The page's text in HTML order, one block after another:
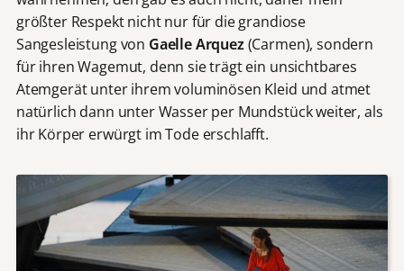
größter Respekt nicht nur für die grandiose
Sangesleistung von Gaelle Arquez(Carmen), sondern
für ihren Wagemut, denn sie trägt ein unsichtbares
Atemgerät unter ihrem voluminösen Kleid und atmet
natürlich dann unter Wasser per Mundstück weiter, als
ihr Körper erwürgt im Tode erschlafft.